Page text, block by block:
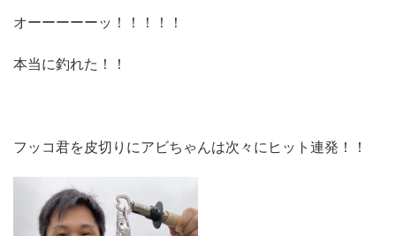
オーーーーーッ！！！！！
本当に釣れた！！
フッコ君を皮切りにアビちゃんは次々にヒット連発！！